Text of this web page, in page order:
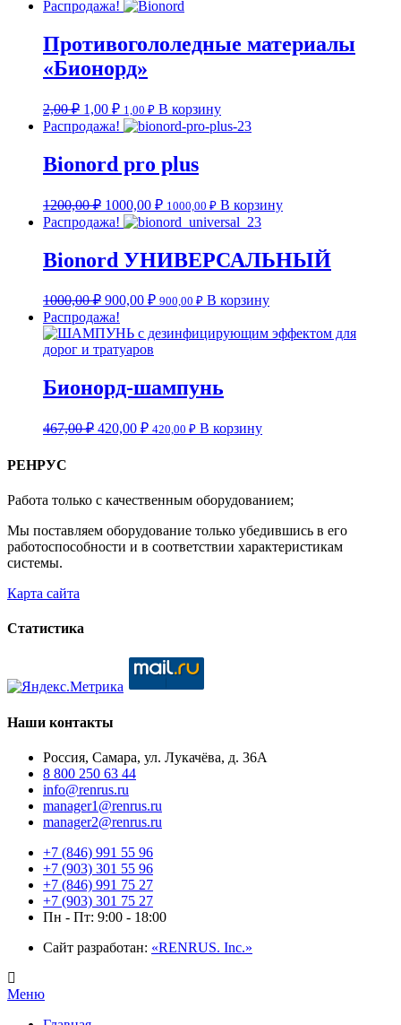
Распродажа!
Противогололедные материалы
«Бионорд»
2,00₽ 1,00 ₽ 1,00 ₽ В корзину
Распродажа!
Bionord pro plus
1200,00₽ 1000,00 ₽ 1000,00 ₽ В корзину
Распродажа!
Bionord УНИВЕРСАЛЬНЫЙ
1000,00₽ 900,00 ₽ 900,00 ₽ В корзину
Распродажа!
Бионорд-шампунь
467,00₽ 420,00 ₽ 420,00 ₽ В корзину
РЕНРУС
Работа только с качественным оборудованием;
Мы поставляем оборудование только убедившись в его
работоспособности и в соответствии характеристикам
системы.
Карта сайта
Статистика
Наши контакты
Россия, Самара, ул. Лукачёва, д. 36А
8 800 250 63 44
info@renrus.ru
manager1@renrus.ru
manager2@renrus.ru
+7 (846) 991 55 96
+7 (903) 301 55 96
+7 (846) 991 75 27
+7 (903) 301 75 27
Пн - Пт: 9:00 - 18:00
Сайт разработан: «RENRUS. Inc.»
Меню